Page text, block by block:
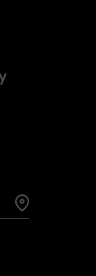
Search for a